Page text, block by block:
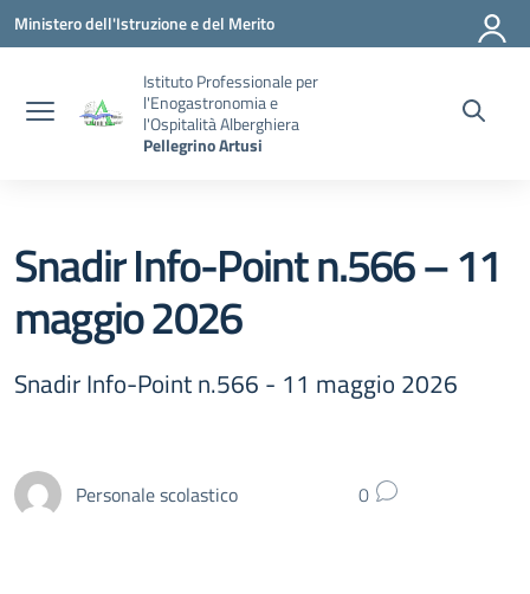
Vai ai contenuti
Vai al menu di navigazione
Vai al footer
Ministero dell'Istruzione e del Merito
Istituto Professionale per
l'Enogastronomia e
l'Ospitalità Alberghiera
Pellegrino Artusi
Snadir Info-Point n.566 – 11
maggio 2026
Snadir Info-Point n.566 - 11 maggio 2026
Personale scolastico 0